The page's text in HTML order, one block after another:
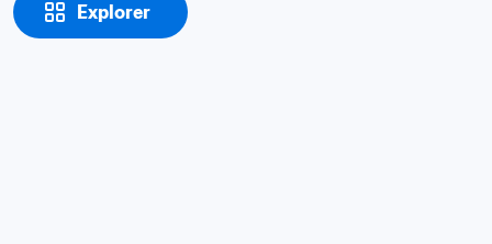
Explorer